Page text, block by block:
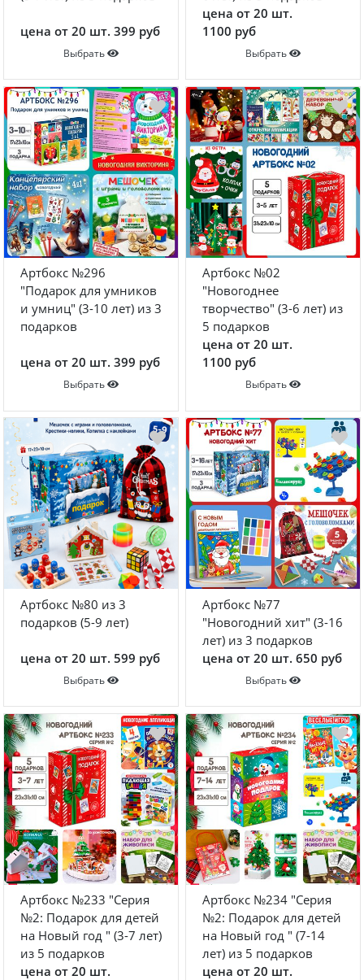
цена от 20 шт. 399 руб
Выбрать
цена от 20 шт.
1100 руб
Выбрать
Артбокс №296
"Подарок для умников
и умниц" (3-10 лет) из 3
подарков
цена от 20 шт. 399 руб
Выбрать
Артбокс №02
"Новогоднее
творчество" (3-6 лет) из
5 подарков
цена от 20 шт.
1100 руб
Выбрать
Артбокс №80 из 3
подарков (5-9 лет)
цена от 20 шт. 599 руб
Выбрать
Артбокс №77
"Новогодний хит" (3-16
лет) из 3 подарков
цена от 20 шт. 650 руб
Выбрать
Артбокс №233 "Серия
№2: Подарок для детей
на Новый год " (3-7 лет)
из 5 подарков
цена от 20 шт.
Артбокс №234 "Серия
№2: Подарок для детей
на Новый год " (7-14
лет) из 5 подарков
цена от 20 шт.